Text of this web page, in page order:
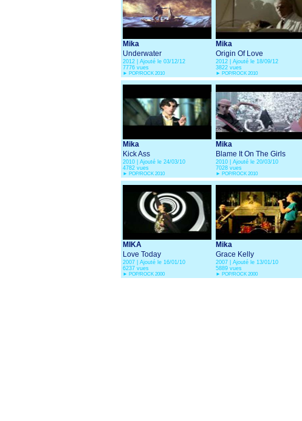
Mika
Underwater
2012 | Ajouté le 03/12/12
7776 vues
► POP/ROCK 2010
Mika
Origin Of Love
2012 | Ajouté le 18/09/12
3822 vues
► POP/ROCK 2010
Mika
Kick Ass
2010 | Ajouté le 24/03/10
4782 vues
► POP/ROCK 2010
Mika
Blame It On The Girls
2010 | Ajouté le 20/03/10
7028 vues
► POP/ROCK 2010
MIKA
Love Today
2007 | Ajouté le 16/01/10
6237 vues
► POP/ROCK 2000
Mika
Grace Kelly
2007 | Ajouté le 13/01/10
5889 vues
► POP/ROCK 2000